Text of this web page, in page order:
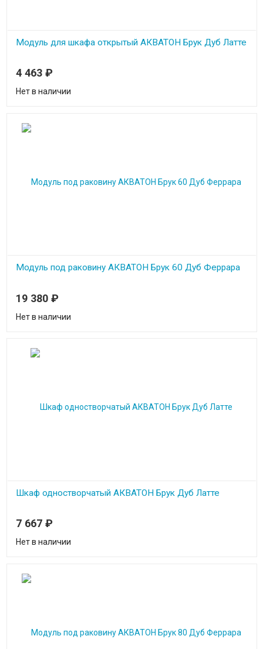
Модуль для шкафа открытый АКВАТОН Брук Дуб Латте
4 463 ₽
Нет в наличии
Модуль под раковину АКВАТОН Брук 60 Дуб Феррара
19 380 ₽
Нет в наличии
Шкаф одностворчатый АКВАТОН Брук Дуб Латте
7 667 ₽
Нет в наличии